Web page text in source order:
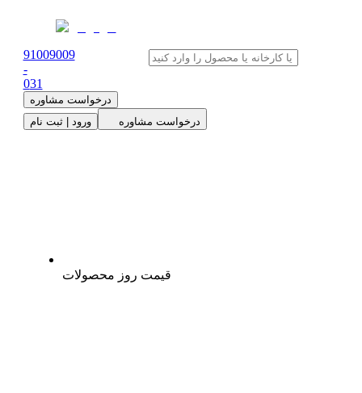
91009009
-
031
درخواست مشاوره
ورود | ثبت نام
درخواست مشاوره
قیمت روز محصولات